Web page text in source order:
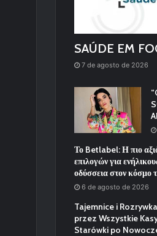
SAÚDE EM
7 de agosto de 2026
Το Betlabel: Η πιο
επιλογών για
οδύσσεια στον κόσμο
6 de agosto de 2026
Tajemnice i
przez Wszystkie
Starówki po